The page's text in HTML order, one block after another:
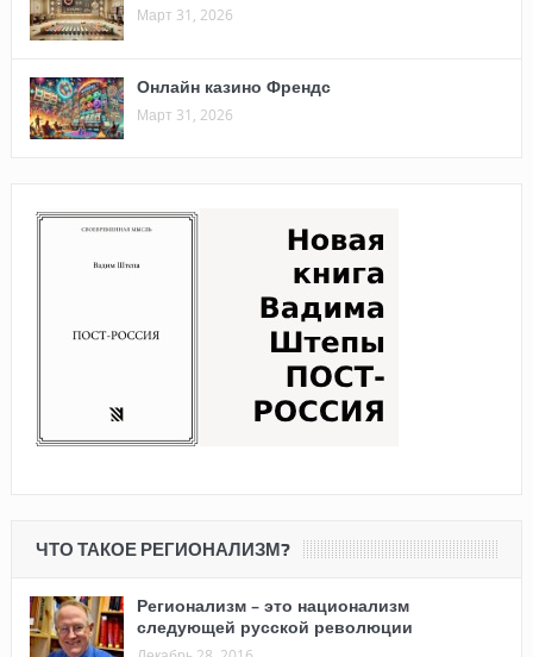
Март 31, 2026
Онлайн казино Френдс
Март 31, 2026
ЧТО ТАКОЕ РЕГИОНАЛИЗМ?
Регионализм – это национализм
следующей русской революции